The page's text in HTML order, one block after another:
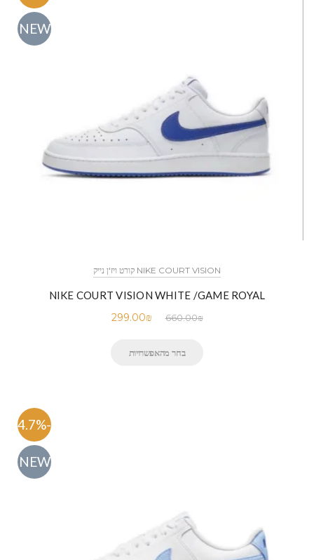
NEW
NIKE COURT VISION קורט ויז'ן נייק
NIKE COURT VISION WHITE /GAME ROYAL
660.00₪
299.00₪
בחר מהאפשרויות
-54.7%
NEW